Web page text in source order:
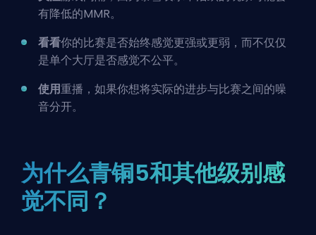
有降低的MMR。
看看你的比赛是否始终感觉更强或更弱，而不仅仅
是单个大厅是否感觉不公平。
使用重播，如果你想将实际的进步与比赛之间的噪
音分开。
为什么青铜5和其他级别感
觉不同？